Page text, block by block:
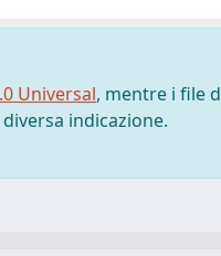
Universal, mentre i file
diversa indicazione.